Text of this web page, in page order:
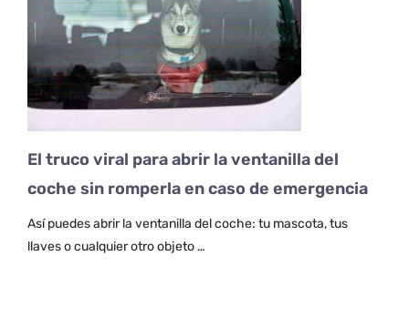
El truco viral para abrir la ventanilla del
coche sin romperla en caso de emergencia
Así puedes abrir la ventanilla del coche: tu mascota, tus
llaves o cualquier otro objeto …